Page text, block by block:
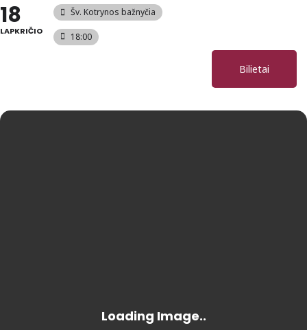
18
LAPKRIČIO
Šv. Kotrynos bažnyčia
18:00
Bilietai